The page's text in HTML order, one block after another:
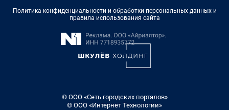
Политика конфиденциальности и обработки персональных данных и
правила использования сайта
© ООО «Сеть городских порталов»
© ООО «Интернет Технологии»